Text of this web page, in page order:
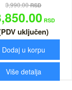
3,990.00RSD
RSD
uključen)
Dodaj u korpu
Više detalja